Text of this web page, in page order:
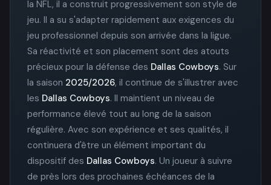
la NFL, il a construit progressivement son style de
jeu. Il a su s'adapter rapidement aux exigences du
jeu professionnel depuis son arrivée dans la ligue.
Sa réactivité et son placement sont des atouts
précieux pour la défense des Dallas Cowboys. Sur
la saison 2025/2026, il continue de s'illustrer avec
les Dallas Cowboys. Il maintient un niveau de
performance élevé tout au long de la saison
régulière. Avec son expérience et ses qualités, il
continuera d'être un élément important du
dispositif des Dallas Cowboys. Un joueur à suivre
de près lors des prochaines échéances de la